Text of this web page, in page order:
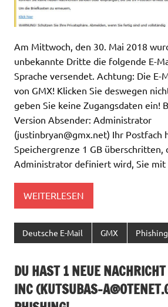
Am Mittwoch, den 30. Mai 2018
unbekannte Dritte die folgende E-
Sprache versendet. Achtung: Die E-
von GMX! Klicken Sie deswegen
geben Sie keine Zugangsdaten ein!
Version Absender: Administrator
(justinbryan@gmx.net) Ihr Postfach
Speichergrenze 1 GB überschritten,
Administrator definiert wird, Sie
WEITERLESEN
Deutsche E-Mail GMX Phishing
DU HAST 1 NEUE
INC (KUTSUBAS-